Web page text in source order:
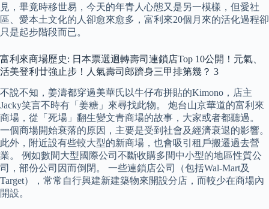
見，畢竟時移世易，今天的年青人心態又是另一模樣，但愛社
區、愛本土文化的人卻愈來愈多，富利來20個月來的活化過程卻
只是起步階段而已。
富利來商場歷史: 日本票選迴轉壽司連鎖店Top 10公開！元氣、
活美登利廿強止步！人氣壽司郎躋身三甲排第幾？ 3
不說不知，姜濤都穿過美華氏以牛仔布拼貼的Kimono，店主
Jacky笑言不時有「姜糖」來尋找此物。 炮台山京華道的富利來
商場，從「死場」翻生變文青商場的故事，大家或者都聽過。
一個商場開始衰落的原因，主要是受到社會及經濟衰退的影響。
此外，附近設有些較大型的新商場，也會吸引租戶搬遷過去營
業。 例如數間大型國際公司不斷收購多間中小型的地區性質公
司，部份公司因而倒閉。 一些連鎖店公司（包括Wal-Mart及
Target），常常自行興建新建築物來開設分店，而較少在商場內
開設。